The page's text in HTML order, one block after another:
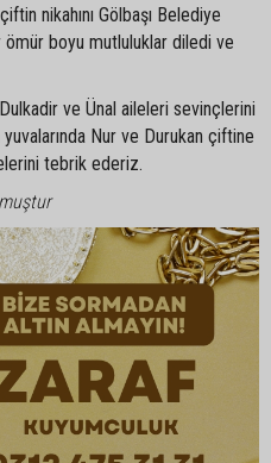
nikahını Gölbaşı Belediye
ömür boyu mutluluklar diledi ve
ve Ünal aileleri sevinçlerini
Nur ve Durukan çiftine
tebrik ederiz.